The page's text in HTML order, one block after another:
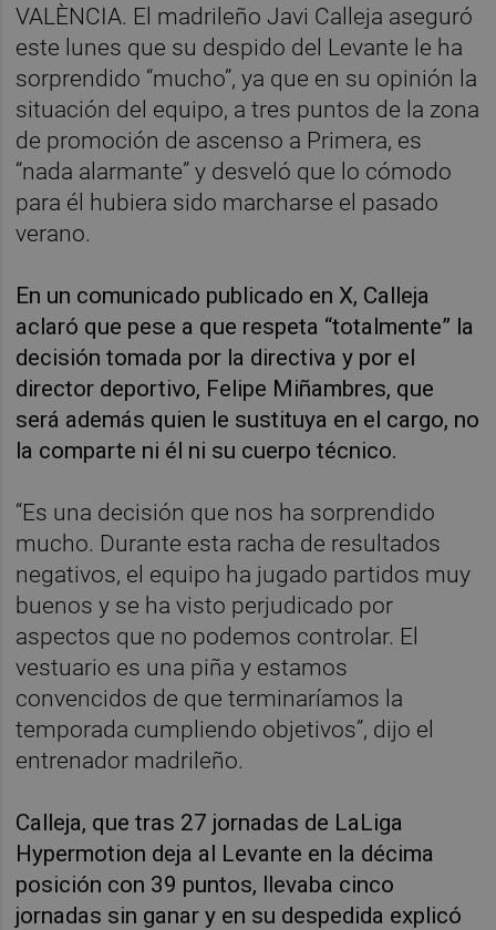
VALÈNCIA. El madrileño Javi Calleja aseguró
este lunes que su despido del Levante le ha
sorprendido “mucho”, ya que en su opinión la
situación del equipo, a tres puntos de la zona
de promoción de ascenso a Primera, es
“nada alarmante” y desveló que lo cómodo
para él hubiera sido marcharse el pasado
verano.
En un comunicado publicado en X, Calleja
aclaró que pese a que respeta “totalmente” la
decisión tomada por la directiva y por el
director deportivo, Felipe Miñambres, que
será además quien le sustituya en el cargo, no
la comparte ni él ni su cuerpo técnico.
“Es una decisión que nos ha sorprendido
mucho. Durante esta racha de resultados
negativos, el equipo ha jugado partidos muy
buenos y se ha visto perjudicado por
aspectos que no podemos controlar. El
vestuario es una piña y estamos
convencidos de que terminaríamos la
temporada cumpliendo objetivos”, dijo el
entrenador madrileño.
Calleja, que tras 27 jornadas de LaLiga
Hypermotion deja al Levante en la décima
posición con 39 puntos, llevaba cinco
jornadas sin ganar y en su despedida explicó